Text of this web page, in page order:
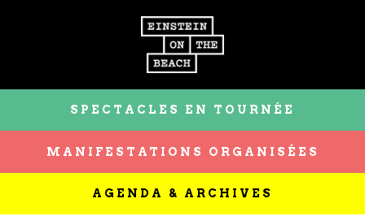
SPECTACLES EN TOURNÉE
MANIFESTATIONS ORGANISÉES
AGENDA & ARCHIVES